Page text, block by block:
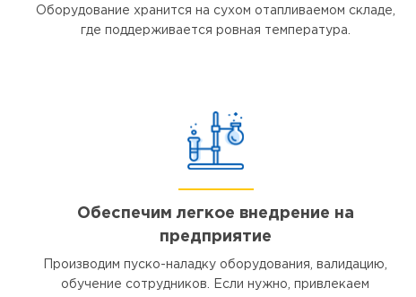
Оборудование хранится на сухом отапливаемом складе,
где поддерживается ровная температура.
Обеспечим легкое внедрение на
предприятие
Производим пуско-наладку оборудования, валидацию,
обучение сотрудников. Если нужно, привлекаем